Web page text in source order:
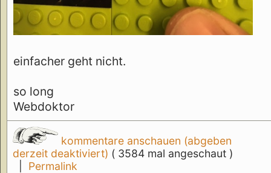
einfacher geht nicht.
so long
Webdoktor
kommentare anschauen (abgeben
derzeit deaktiviert) ( 3584 mal angeschaut )
Permalink